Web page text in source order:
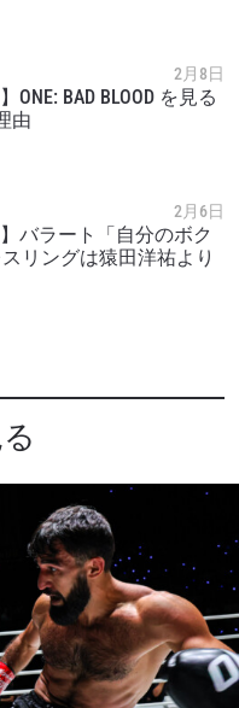
2月8日
ONE: BAD BLOOD を見る
由
2月6日
】バラート「自分のボク
リングは猿田洋祐より
でも一緒！ 最新ニ
イベントの最高の
録を！
より、お客様は当
基づく情報の収集、
になります。お客